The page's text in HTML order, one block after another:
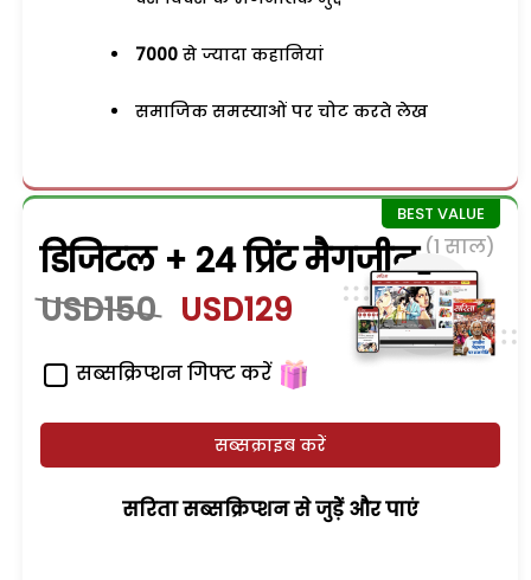
7000 से ज्यादा कहानियां
समाजिक समस्याओं पर चोट करते लेख
डिजिटल + 24 प्रिंट मैगजीन (1 साल)
USD150 USD129
सब्सक्रिप्शन गिफ्ट करें
सब्सक्राइब करें
सरिता सब्सक्रिप्शन से जुड़ेें और पाएं